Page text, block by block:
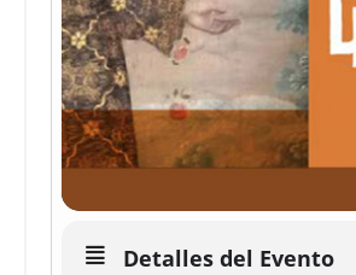
Detalles del Evento